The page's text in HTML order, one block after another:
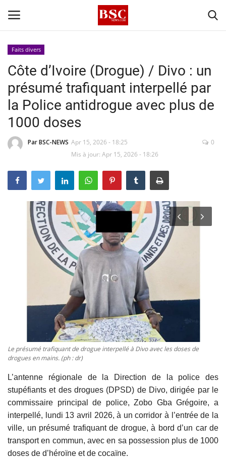
Accueil
Contact
A propos
Signature
Témoignage
Culture
Sublimes cerveaux
Faits divers
Côte d’Ivoire (Drogue) / Divo : un
présumé trafiquant interpellé par
la Police antidrogue avec plus de
1000 doses
Par BSC-NEWS Apr 15, 2026 - 18:25
Mis à jour: Apr 15, 2026 - 18:26
0
Le présumé trafiquant de drogue interpellé à Divo avec les doses de
drogues en mains. (ph : dr)
L’antenne régionale de la Direction de la police des
stupéfiants et des drogues (DPSD) de Divo, dirigée par le
commissaire principal de police, Zobo Gba Grégoire, a
interpellé, lundi 13 avril 2026, à un corridor à l’entrée de la
ville, un présumé trafiquant de drogue, à bord d’un car de
transport en commun, avec en sa possession plus de 1000
doses de d’héroïne et de cocaïne.